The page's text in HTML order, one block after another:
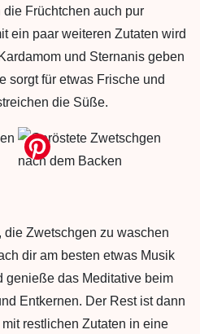
die Früchtchen auch pur
ein paar weiteren Zutaten wird
und Sternanis geben
sorgt für etwas Frische und
die Süße.
die Zwetschgen zu waschen
dir am besten etwas Musik
genieße das Meditative beim
Entkernen. Der Rest ist dann
restlichen Zutaten in eine